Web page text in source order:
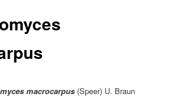
macrocarpus (Speer) U. Braun